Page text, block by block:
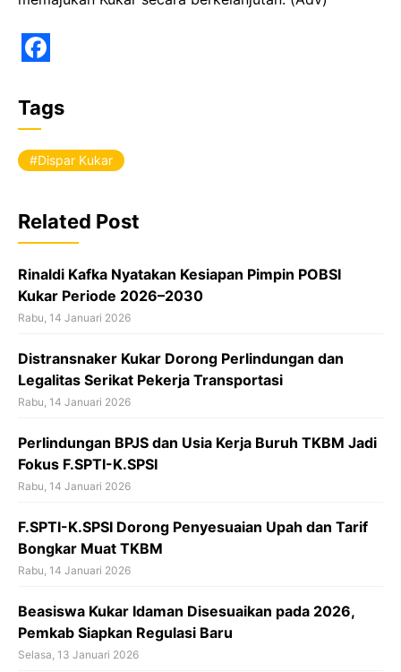
a
c
e
o
o
k
Tags
Dispar Kukar
Related Post
Rinaldi Kafka Nyatakan Kesiapan Pimpin POBSI
Kukar Periode 2026–2030
Rabu, 14 Januari 2026
Distransnaker Kukar Dorong Perlindungan dan
Legalitas Serikat Pekerja Transportasi
Rabu, 14 Januari 2026
Perlindungan BPJS dan Usia Kerja Buruh TKBM Jadi
Fokus F.SPTI-K.SPSI
Rabu, 14 Januari 2026
F.SPTI-K.SPSI Dorong Penyesuaian Upah dan Tarif
Bongkar Muat TKBM
Rabu, 14 Januari 2026
Beasiswa Kukar Idaman Disesuaikan pada 2026,
Pemkab Siapkan Regulasi Baru
Selasa, 13 Januari 2026